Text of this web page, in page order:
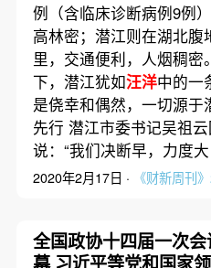
例（含临床诊断病例9例
高林密；潜江则在湖北腹
里，交通便利，人烟稠
下，潜江犹如汪洋中的一
是侥幸和偶然，一切源
先行 潜江市委书记吴祖
说：“我们决断早，力度
2020年2月17日 · 《财新周刊
全国政协十四届一次